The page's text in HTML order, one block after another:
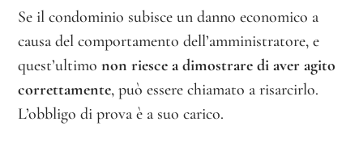
Se il condominio subisce un danno economico a
causa del comportamento dell’amministratore, e
quest’ultimonon riesce a dimostrare di aver agito
correttamente, può essere chiamato a risarcirlo.
L’obbligo di prova è a suo carico.